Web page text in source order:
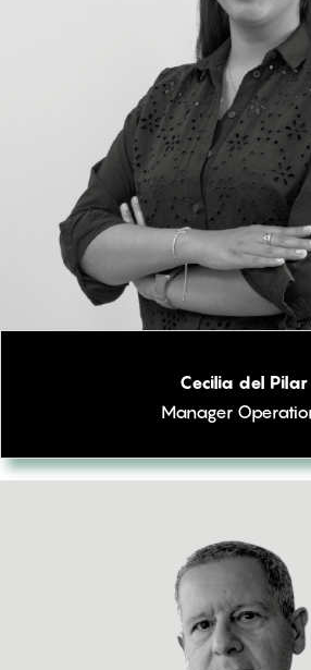
Cecilia del Pilar
Manager